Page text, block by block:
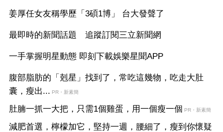
姜厚任女友稱學歷「3碩1博」 台大發聲了
最即時的新聞話題 追蹤訂閱三立新聞網
一手掌握明星動態 即刻下載娛樂星聞APP
腹部脂肪的「剋星」找到了，常吃這幾物，吃走大肚
囊，瘦出... PR・新素簡
肚腩一抓一大把，只需1個雞蛋，用一個瘦一個 PR・新素簡
減肥首選，檸檬加它，堅持一週，腰細了，瘦到你懷疑